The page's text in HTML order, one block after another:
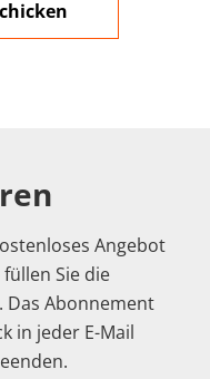
Angebot
Sie die
Das Abonnement
in jeder E-Mail